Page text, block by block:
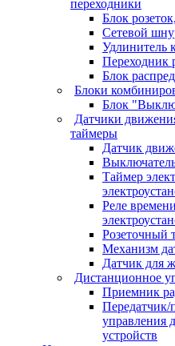
переходники
Блок
Сетевой
Удлинитель
Переходник
Блок
Блоки
Блок
Датчики
таймеры
Датчик
Таймер
Реле
Розеточный
Механизм
Датчик для
Дистанционное
Приемник
Передатчик/
управления
устройств